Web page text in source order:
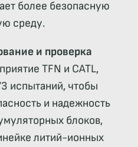
более безопасную
среду.
и проверка
TFN и CATL,
испытаний, чтобы
и надежность
блоков,
литий-ионных